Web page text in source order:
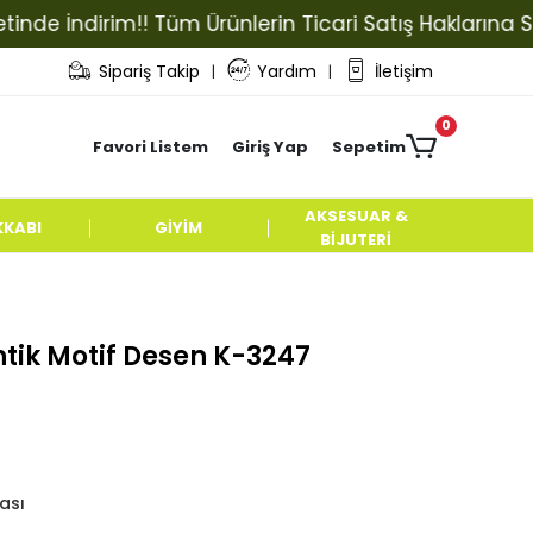
İndirim!! Tüm Ürünlerin Ticari Satış Haklarına
Sipariş Takip | Yardım | İletişim
Favori Listem Giriş Yap Sepetim
0
GİYİM
AKSESUAR &
BİJUTERİ
Motif Desen K-3247